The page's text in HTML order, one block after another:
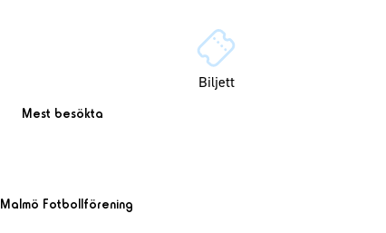
Biljett
Mest besökta
Malmö Fotbollförening